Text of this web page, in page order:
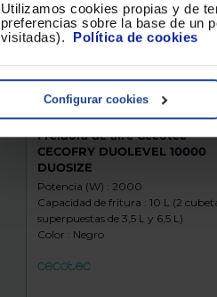
Utilizamos cookies propias y de
preferencias sobre la base de un
visitadas). Política de cookies
Configurar cookies
Freidora de aire Cecotec
CECOFRY DUOLEVEL 10000
DUOSIZE
Potencia (W) : 2000
Capacidad de fritura : 10 L (2
superpuestas de 3,5 L y 6,5 L)
Color : Negro